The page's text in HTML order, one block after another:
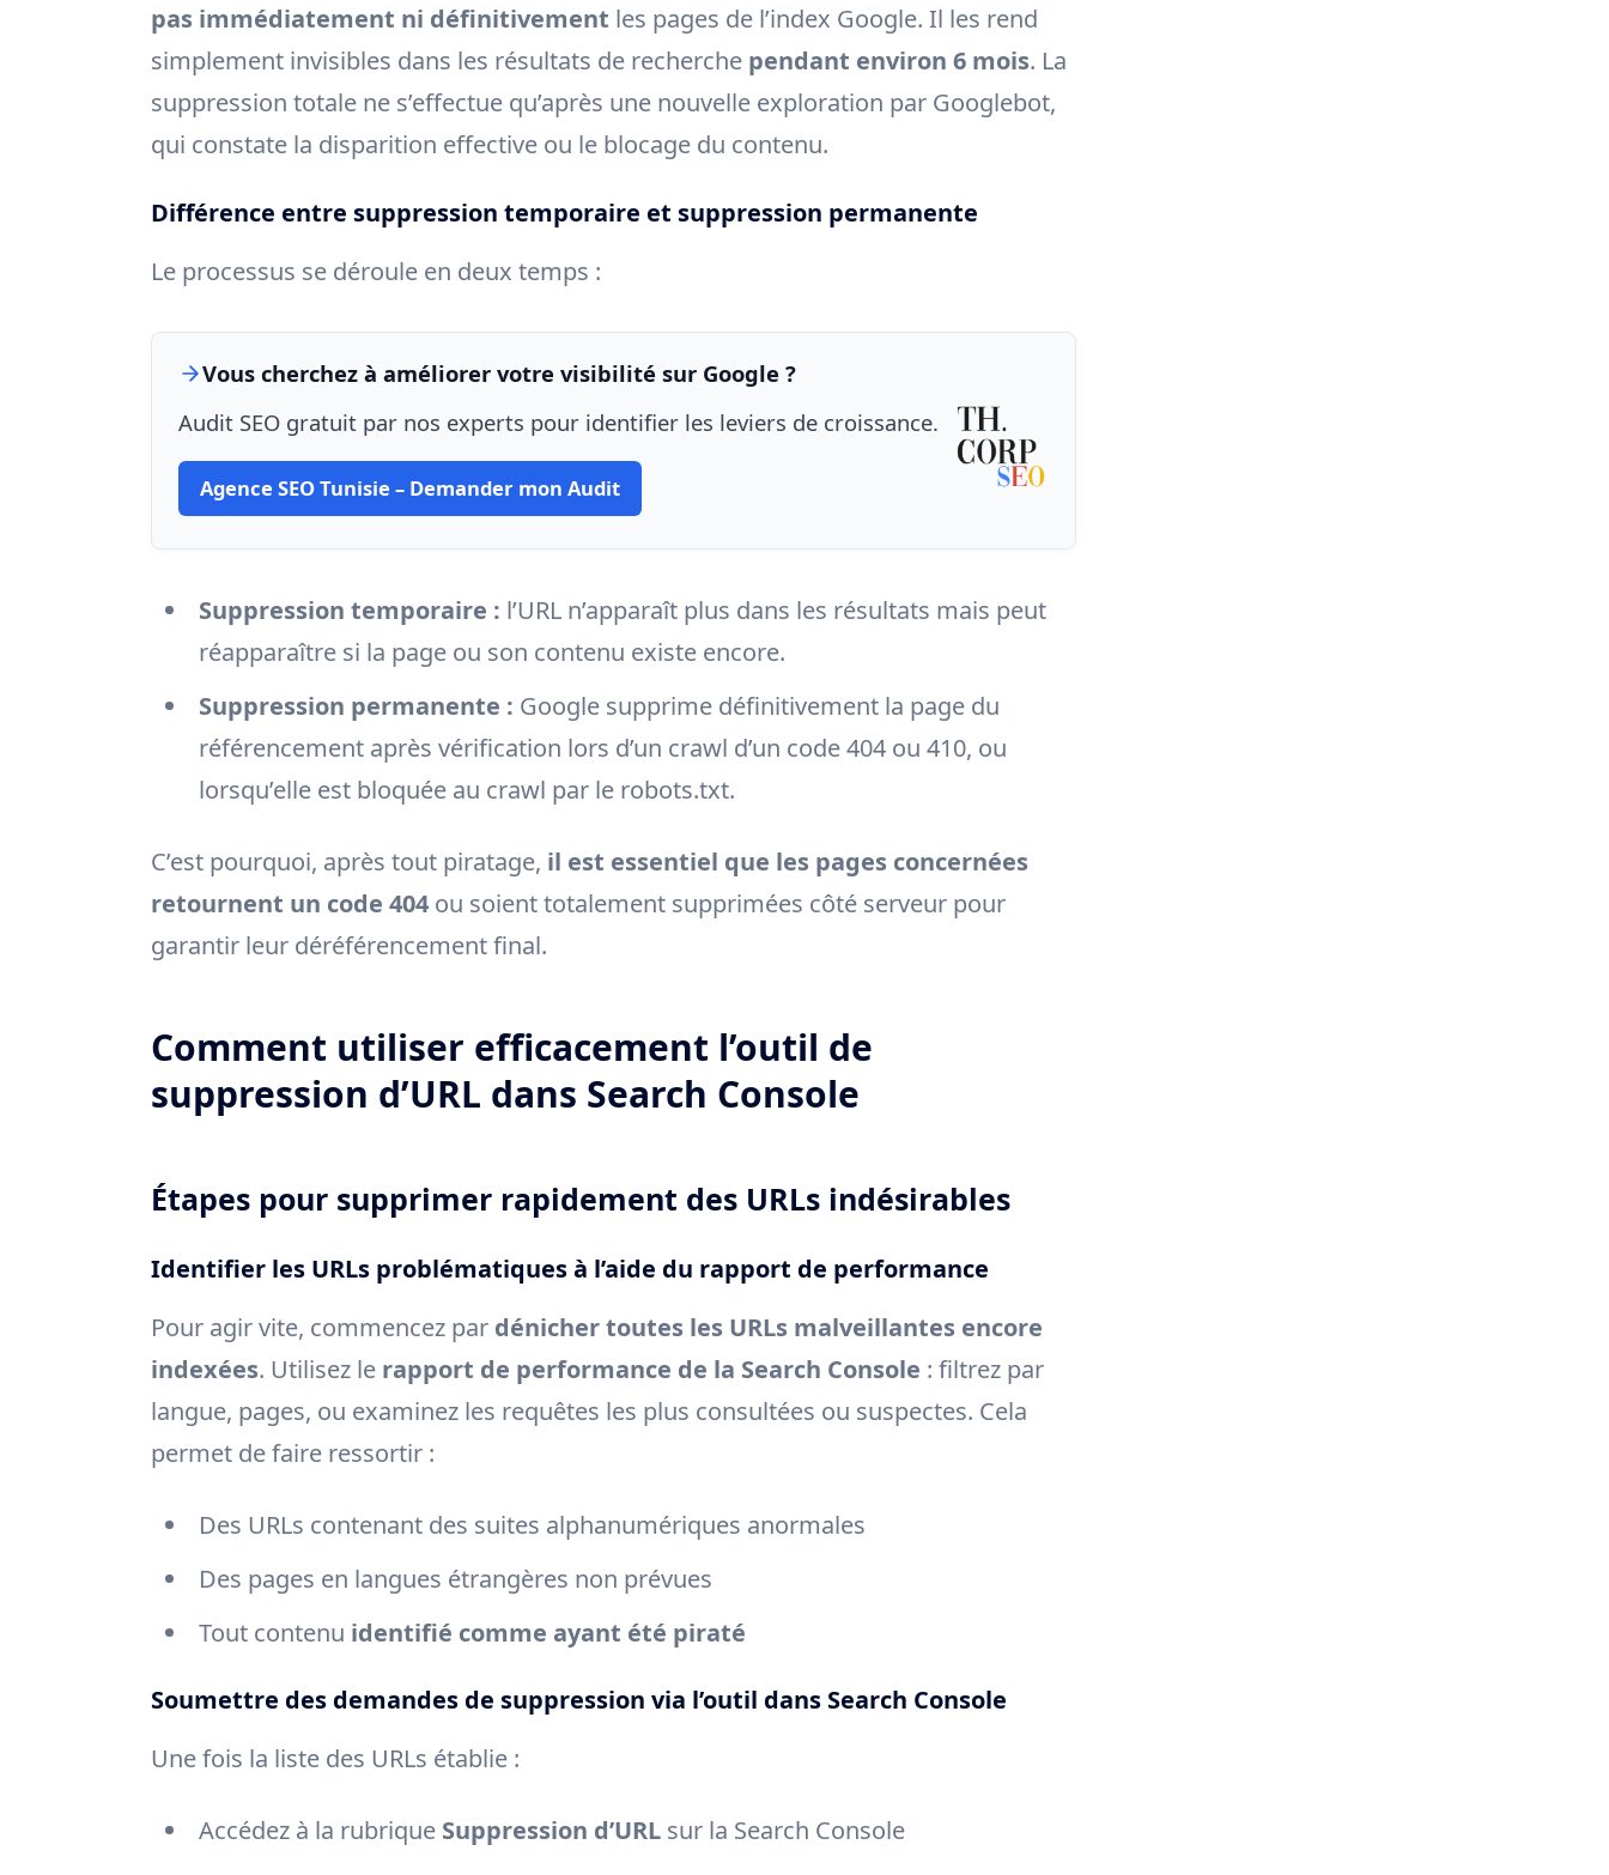
pas immédiatement ni définitivement les pages de l’index Google. Il les rend
simplement invisibles dans les résultats de recherche pendant environ 6 mois. La
suppression totale ne s’effectue qu’après une nouvelle exploration par Googlebot,
qui constate la disparition effective ou le blocage du contenu.
Différence entre suppression temporaire et suppression permanente
Le processus se déroule en deux temps :
Vous cherchez à améliorer votre visibilité sur Google ?
Audit SEO gratuit par nos experts pour identifier les leviers de croissance.
Agence SEO Tunisie – Demander mon Audit
Suppression temporaire : l’URL n’apparaît plus dans les résultats mais peut
réapparaître si la page ou son contenu existe encore.
Suppression permanente : Google supprime définitivement la page du
référencement après vérification lors d’un crawl d’un code 404 ou 410, ou
lorsqu’elle est bloquée au crawl par le robots.txt.
C’est pourquoi, après tout piratage, il est essentiel que les pages concernées
retournent un code 404 ou soient totalement supprimées côté serveur pour
garantir leur déréférencement final.
Comment utiliser efficacement l’outil de
suppression d’URL dans Search Console
Étapes pour supprimer rapidement des URLs indésirables
Identifier les URLs problématiques à l’aide du rapport de performance
Pour agir vite, commencez par dénicher toutes les URLs malveillantes encore
indexées. Utilisez le rapport de performance de la Search Console : filtrez par
langue, pages, ou examinez les requêtes les plus consultées ou suspectes. Cela
permet de faire ressortir :
Des URLs contenant des suites alphanumériques anormales
Des pages en langues étrangères non prévues
Tout contenu identifié comme ayant été piraté
Soumettre des demandes de suppression via l’outil dans Search Console
Une fois la liste des URLs établie :
Accédez à la rubrique Suppression d’URL sur la Search Console